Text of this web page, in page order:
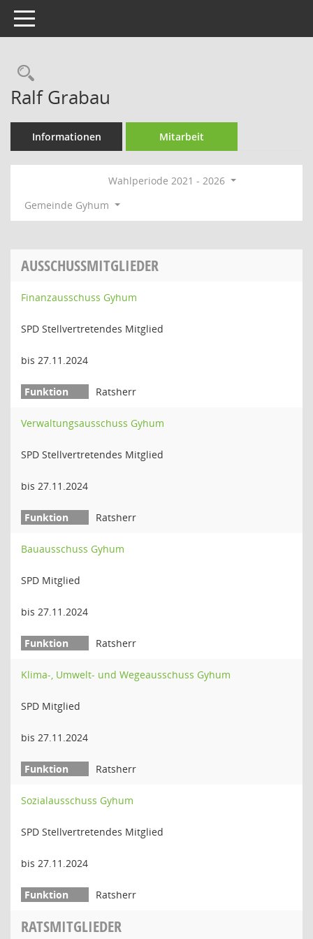
Toggle navigation
Rechercheauswahl
Ralf Grabau
Informationen Mitarbeit
Wahlperiode 2021 - 2026
Gemeinde Gyhum
AUSSCHUSSMITGLIEDER
Finanzausschuss Gyhum
SPD Stellvertretendes Mitglied
bis 27.11.2024
Ratsherr
Verwaltungsausschuss Gyhum
SPD Stellvertretendes Mitglied
bis 27.11.2024
Ratsherr
Bauausschuss Gyhum
SPD Mitglied
bis 27.11.2024
Ratsherr
Klima-, Umwelt- und Wegeausschuss Gyhum
SPD Mitglied
bis 27.11.2024
Ratsherr
Sozialausschuss Gyhum
SPD Stellvertretendes Mitglied
bis 27.11.2024
Ratsherr
RATSMITGLIEDER